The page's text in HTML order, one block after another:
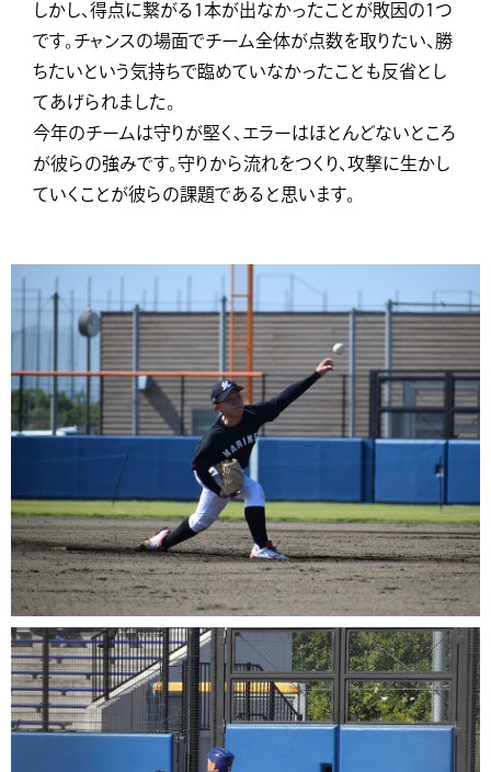
しかし、得点に繋がる1本が出なかったことが敗因の1つ
です。チャンスの場面でチーム全体が点数を取りたい、勝
ちたいという気持ちで臨めていなかったことも反省とし
てあげられました。
今年のチームは守りが堅く、エラーはほとんどないところ
が彼らの強みです。守りから流れをつくり、攻撃に生かし
ていくことが彼らの課題であると思います。